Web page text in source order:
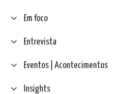
Em foco
Entrevista
Eventos | Acontecimentos
Insights